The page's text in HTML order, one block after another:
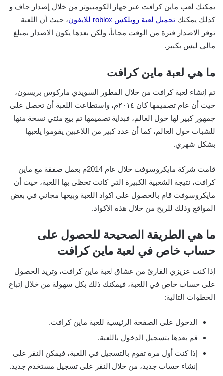
يمكنك لعب ماين كرافت عبر جهاز الكومبيوتر من خلال إصدار جاف و
كذلك يمكنك تحميل لعبة روبلكس roblox للايفون
، حيث أن اللعبة
توفر الاصدار فترة من الوقت مجاناً، ولكن بعدها يكون الاصدار بمبلغ
مالي ليس بكبير.
ما هي لعبة ماين كرافت
تم إنشاء لعبة كرافت من خلال المطور السويدي ماركوس بريسون،
حيث أن عام تصميمها كان ٢٠١٤م، واستطاعت اللعبة أن تحصل على
جمهور كبير لها حول العالم، فبداية تصميمها تم بيع مئتي نسخة منها
للشباب حول العالم، كما أن عدد كبير من اللاعبين يقوموا يلعبها
بشكل شهري.
قامت شركة مايكروسوفت خلال عام 2014م بعمل صفقة مع ماين
كرافت، نتيجة الشعبية الكبيرة التي كانت تحظى بها اللعبة، حيث أن
مايكروسوفت قام بالحصول على اكواد اللعبة وبيعها مجاني في بعض
المواقع وذلك للربح من خلال هذه الاكواد.
ما هي الطريقة الصحيحة للحصول على
حساب خاص في لعبة ماين كرافت
إذا كنت عزيزي القارئ من عشاق لعبة ماين كرافت، وتريد الحصول
على حساب خاص في اللعبة، فيمكنك ذلك بكل سهولة من خلال إتباع
الخطوات التالية:
الدخول على الصفحة الرئيسية للعبة ماين كرافت.
قم بعدها بتسجيل الدخول باللعبة.
إذا كنت أول مرة تقوم بالتسجيل في اللعبة، فيمكن النقر على
إنشاء حساب جديد، من خلال النقر على تسجيل مستخدم جديد.